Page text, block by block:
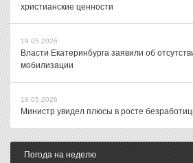
христианские ценности
19.05.2026
Власти Екатеринбурга заявили об
мобилизации
18.05.2026
Министр увидел плюсы в росте
Погода на неделю